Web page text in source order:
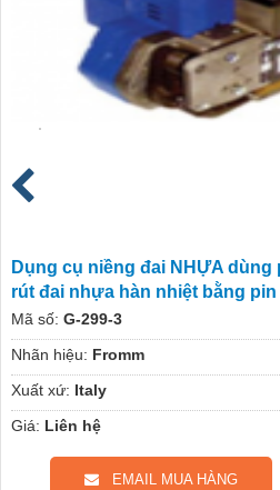
Dụng cụ niềng đai NHỰA dùng
rút đai nhựa hàn nhiệt bằng pin
Mã số: G-299-3
Nhãn hiệu: Fromm
Xuất xứ: Italy
Giá: Liên hệ
EMAIL MUA HÀNG